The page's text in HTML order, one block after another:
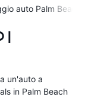
auto Palm Beach
|
un'auto a
in Palm Beach